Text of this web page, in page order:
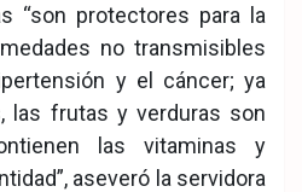
“son protectores para la
no transmisibles
y el cáncer; ya
las frutas y verduras son
las vitaminas y
aseveró la servidora